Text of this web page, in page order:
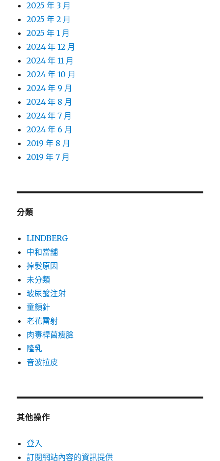
2025 年 3 月
2025 年 2 月
2025 年 1 月
2024 年 12 月
2024 年 11 月
2024 年 10 月
2024 年 9 月
2024 年 8 月
2024 年 7 月
2024 年 6 月
2019 年 8 月
2019 年 7 月
分類
LINDBERG
中和當舖
掉髮原因
未分類
玻尿酸注射
童顏針
老花雷射
肉毒桿菌瘦臉
隆乳
音波拉皮
其他操作
登入
訂閱網站內容的資訊提供